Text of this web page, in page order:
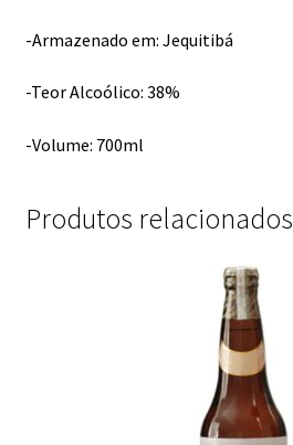
-Armazenado em: Jequitibá
-Teor Alcoólico: 38%
-Volume: 700ml
Produtos relacionados